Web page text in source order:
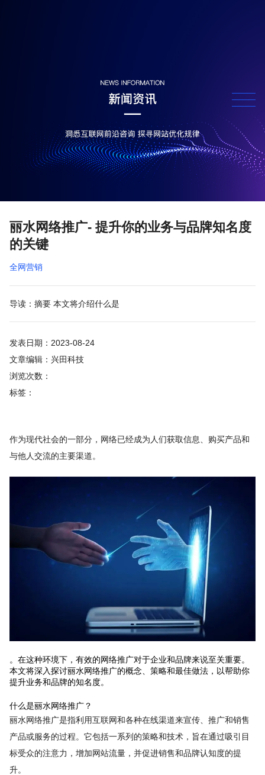
丽水网络推广- 提升你的业务与品牌知名度
的关键
全网营销
导读：摘要 本文将介绍什么是
发表日期：2023-08-24
文章编辑：兴田科技
浏览次数：
标签：
作为现代社会的一部分，网络已经成为人们获取信息、购买产品和
与他人交流的主要渠道。
。在这种环境下，有效的网络推广对于企业和品牌来说至关重要。
本文将深入探讨丽水网络推广的概念、策略和最佳做法，以帮助你
提升业务和品牌的知名度。
什么是丽水网络推广？
丽水网络推广是指利用互联网和各种在线渠道来宣传、推广和销售
产品或服务的过程。它包括一系列的策略和技术，旨在通过吸引目
标受众的注意力，增加网站流量，并促进销售和品牌认知度的提
升。